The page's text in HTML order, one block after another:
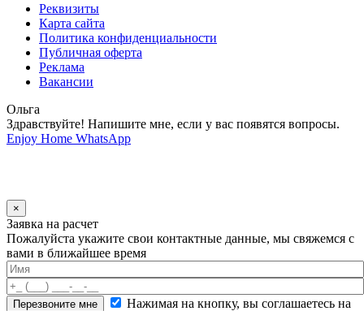
Реквизиты
Карта сайта
Политика конфиденциальности
Публичная оферта
Реклама
Вакансии
Ольга
Здравствуйте! Напишите мне, если у вас появятся вопросы.
Enjoy Home WhatsApp
×
Заявка на расчет
Пожалуйста укажите свои контактные данные, мы свяжемся с
вами в ближайшее время
Нажимая на кнопку, вы соглашаетесь на